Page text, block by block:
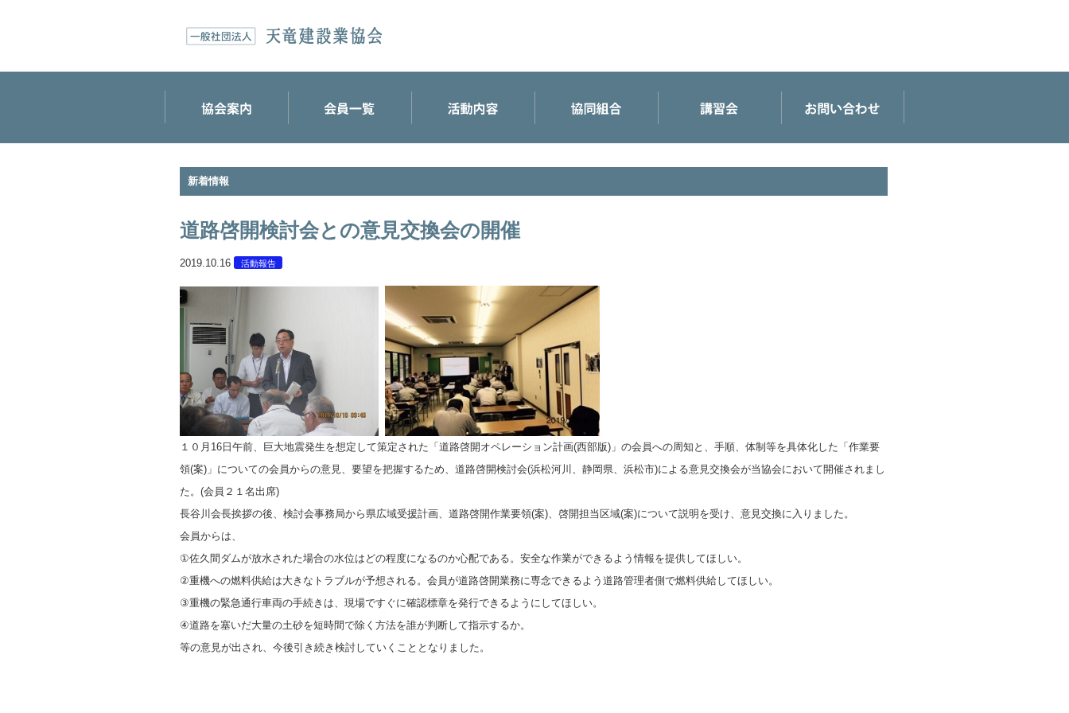
新着情報
道路啓開検討会との意見交換会の開催
2019.10.16 活動報告
１０月16日午前、巨大地震発生を想定して策定された「道路啓開オペレーション計画(西部版)」の会員への周知と、手順、体制等を具体化した「作業要
領(案)」についての会員からの意見、要望を把握するため、道路啓開検討会(浜松河川、静岡県、浜松市)による意見交換会が当協会において開催されまし
た。(会員２１名出席)
長谷川会長挨拶の後、検討会事務局から県広域受援計画、道路啓開作業要領(案)、啓開担当区域(案)について説明を受け、意見交換に入りました。
会員からは、
①佐久間ダムが放水された場合の水位はどの程度になるのか心配である。安全な作業ができるよう情報を提供してほしい。
②重機への燃料供給は大きなトラブルが予想される。会員が道路啓開業務に専念できるよう道路管理者側で燃料供給してほしい。
③重機の緊急通行車両の手続きは、現場ですぐに確認標章を発行できるようにしてほしい。
④道路を塞いだ大量の土砂を短時間で除く方法を誰が判断して指示するか。
等の意見が出され、今後引き続き検討していくこととなりました。